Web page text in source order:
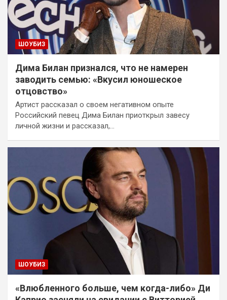
ШОУБИЗ
Дима Билан признался, что не намерен
заводить семью: «Вкусил юношеское
отцовство»
Артист рассказал о своем негативном опыте
Российский певец Дима Билан приоткрыл завесу
личной жизни и рассказал,…
ШОУБИЗ
«Влюбленного больше, чем когда-либо» Ди